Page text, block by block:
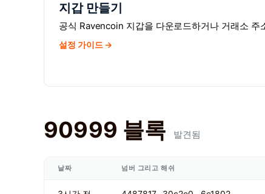
지갑 만들기
공식 Ravencoin 지갑을 다운로드하거나 거래소 주
설정 가이드 →
90999 블록 발견됨
날짜 넘버 그리고 해쉬